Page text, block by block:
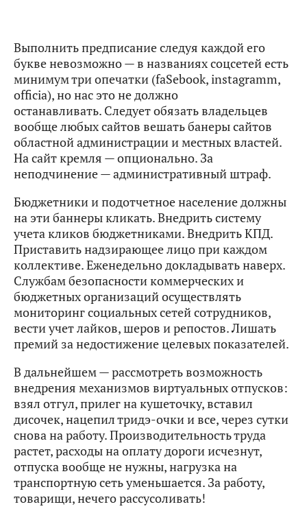
Выполнить предписание следуя каждой его
букве невозможно — в названиях соцсетей есть
минимум три опечатки (faSebook, instagramm,
officia), но нас это не должно
останавливать. Следует обязать владельцев
вообще любых сайтов вешать банеры сайтов
областной администрации и местных властей.
На сайт кремля — опционально. За
неподчинение — административный штраф.
Бюджетники и подотчетное население должны
на эти баннеры кликать. Внедрить систему
учета кликов бюджетниками. Внедрить КПД.
Приставить надзирающее лицо при каждом
коллективе. Еженедельно докладывать наверх.
Службам безопасности коммерческих и
бюджетных организаций осуществлять
мониторинг социальных сетей сотрудников,
вести учет лайков, шеров и репостов. Лишать
премий за недостижение целевых показателей.
В дальнейшем — рассмотреть возможность
внедрения механизмов виртуальных отпусков:
взял отгул, прилег на кушеточку, вставил
дисочек, нацепил тридэ-очки и все, через сутки
снова на работу. Производительность труда
растет, расходы на оплату дороги исчезнут,
отпуска вообще не нужны, нагрузка на
транспортную сеть уменьшается. За работу,
товарищи, нечего рассусоливать!